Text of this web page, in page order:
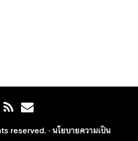
reserved. ·นโยบายความเป็น